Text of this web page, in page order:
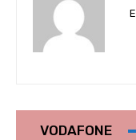
VODAFONE